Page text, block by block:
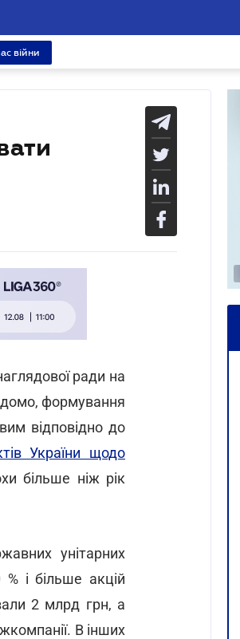
війни
ради на
формування
відповідно до
України щодо
більше ніж рік
унітарних
і більше акцій
2 млрд грн, а
В інших